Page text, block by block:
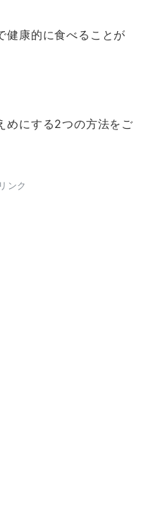
健康的に食べることが
めにする2つの方法をご
ンク